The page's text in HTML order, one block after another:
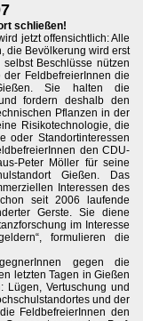
schließen!
jetzt offensichtlich: Alle
die Bevölkerung wird erst
Beschlüsse nützen
der FeldbefreierInnen die
Sie halten die
fordern deshalb den
Pflanzen in der
Risikotechnologie, die
oder Standortinteressen
den CDU-
Peter Möller für seine
Gießen. Das
Interessen des
seit 2006 laufende
Gerste. Sie diene
im Interesse
formulieren die
gegen die
letzten Tagen in Gießen
Lügen, Vertuschung und
und der
FeldbefreierInnen den